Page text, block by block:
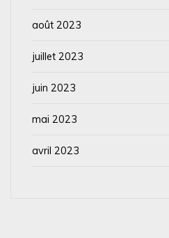
août 2023
juillet 2023
juin 2023
mai 2023
avril 2023